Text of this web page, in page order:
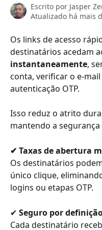
Escrito por Jasper
Atualizado há mais
Os links de acesso
destinatários acedam
instantaneamente,
conta, verificar o e-
autenticação OTP.
Isso reduz o atrito
mantendo a
✔ Taxas de abertura
Os destinatários
único clique,
logins ou etapas OTP.
✔ Seguro por
Cada destinatário